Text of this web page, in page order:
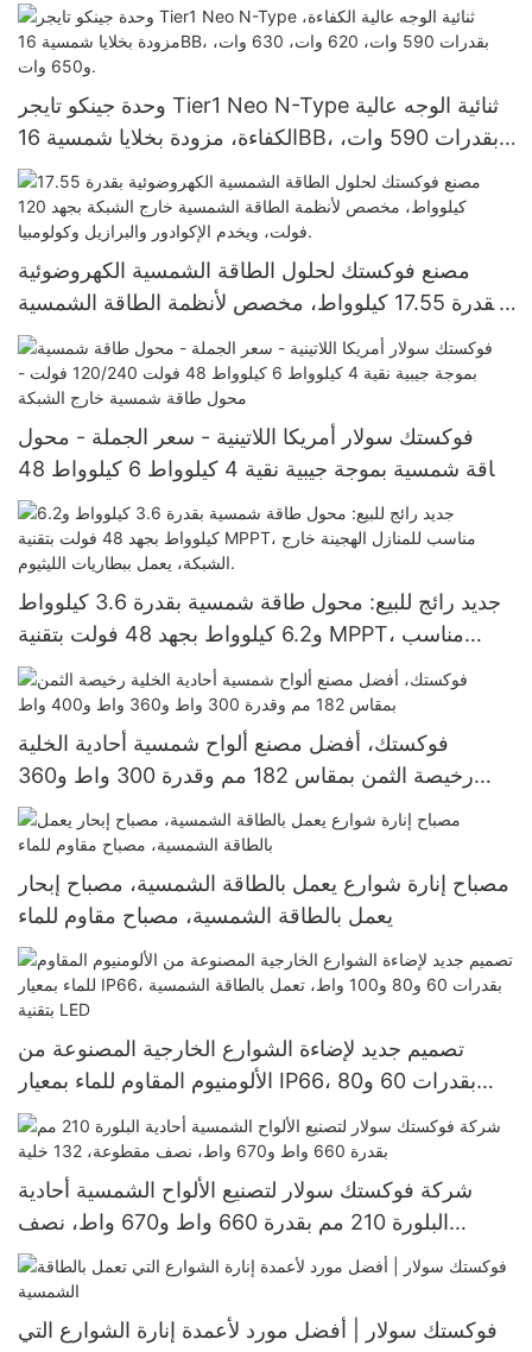
وحدة جينكو تايجر Tier1 Neo N-Type ثنائية الوجه عالية
الكفاءة، مزودة بخلايا شمسية 16BB، بقدرات 590 وات،
620 وات، 630 وات، و650 وات.
مصنع فوكستك لحلول الطاقة الشمسية الكهروضوئية
بقدرة 17.55 كيلوواط، مخصص لأنظمة الطاقة الشمسية
خارج الشبكة بجهد 120 فولت، ويخدم الإكوادور والبرازيل
وكولومبيا.
فوكستك سولار أمريكا اللاتينية - سعر الجملة - محول
طاقة شمسية بموجة جيبية نقية 4 كيلوواط 6 كيلوواط 48
فولت 120/240 فولت - محول طاقة شمسية خارج
الشبكة
جديد رائج للبيع: محول طاقة شمسية بقدرة 3.6 كيلوواط
و6.2 كيلوواط بجهد 48 فولت بتقنية MPPT، مناسب
فوكستك، أفضل مصنع ألواح شمسية أحادية الخلية
رخيصة الثمن بمقاس 182 مم وقدرة 300 واط و360
واط و400 واط
مصباح إنارة شوارع يعمل بالطاقة الشمسية، مصباح إبحار
يعمل بالطاقة الشمسية، مصباح مقاوم للماء
تصميم جديد لإضاءة الشوارع الخارجية المصنوعة من
الألومنيوم المقاوم للماء بمعيار IP66، بقدرات 60 و80
و100 واط، تعمل بالطاقة الشمسية بتقنية LED
شركة فوكستك سولار لتصنيع الألواح الشمسية أحادية
البلورة 210 مم بقدرة 660 واط و670 واط، نصف
مقطوعة، 132 خلية
فوكستك سولار | أفضل مورد لأعمدة إنارة الشوارع التي